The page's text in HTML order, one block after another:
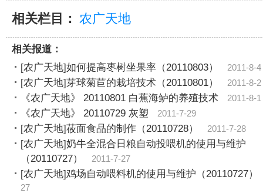
相关栏目： 农广天地
相关报道：
[农广天地]如何提高枣树坐果率（20110803）
2011-8-4
[农广天地]芽球菊苣的栽培技术（20110801） 2011-8-2
《农广天地》 20110801 白蕉海鲈的养殖技术 2011-8-1
《农广天地》 20110729 灰塑 2011-7-29
[农广天地]莜面食品的制作（20110728） 2011-7-28
[农广天地]奶牛全混合日粮自动投喂机的使用与维护
（20110727）
2011-7-27
[农广天地]鸡场自动喂料机的使用与维护（20110727）
27